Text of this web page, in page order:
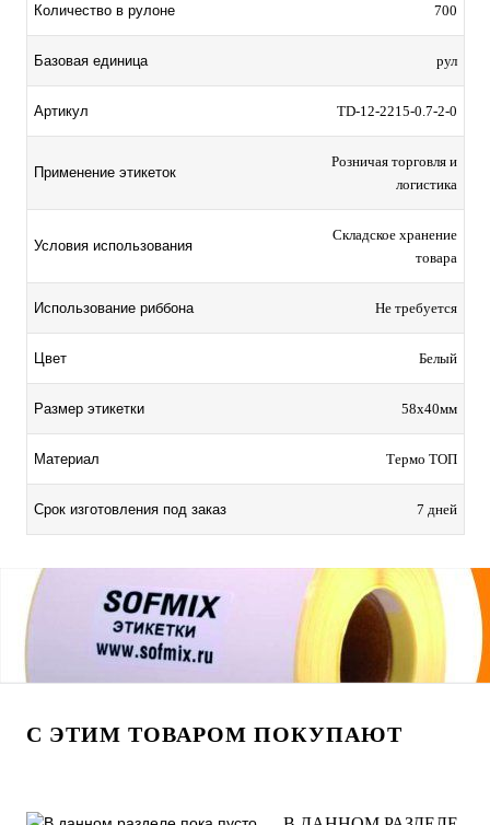
Количество в рулоне 700
Базовая единица рул
Артикул TD-12-2215-0.7-2-0
Применение этикеток
Розничая торговля и
логистика
Условия использования
Складское хранение
товара
Использование риббона Не требуется
Цвет Белый
Размер этикетки 58х40мм
Материал Термо ТОП
Срок изготовления под заказ 7 дней
С ЭТИМ ТОВАРОМ ПОКУПАЮТ